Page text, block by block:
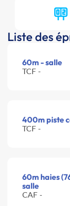
Liste des
60m - salle
TCF -
400m piste
TCF -
60m haies
salle
CAF -